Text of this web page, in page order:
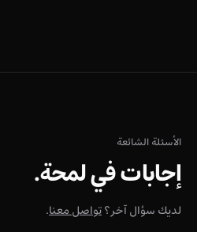
الأسئلة الشائعة
إجابات في لمحة.
لديك سؤال آخر؟تواصل معنا.